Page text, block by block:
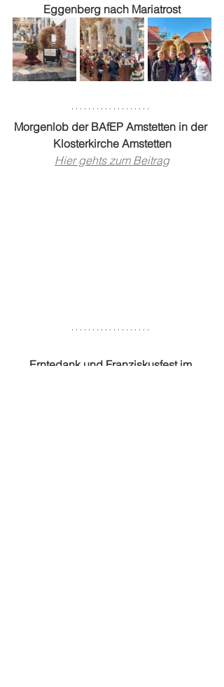
Eggenberg nach Mariatrost
Morgenlob der BAfEP Amstetten in der
Klosterkirche Amstetten
Hier gehts zum Beitrag
Erntedank und Franziskusfest im